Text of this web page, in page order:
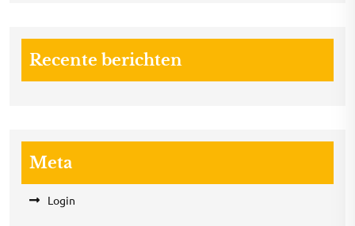
Recente berichten
Meta
Login